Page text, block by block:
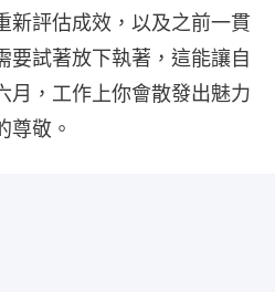
新評估成效，以及之前一貫
要試著放下執著，這能讓自
月，工作上你會散發出魅力
尊敬。